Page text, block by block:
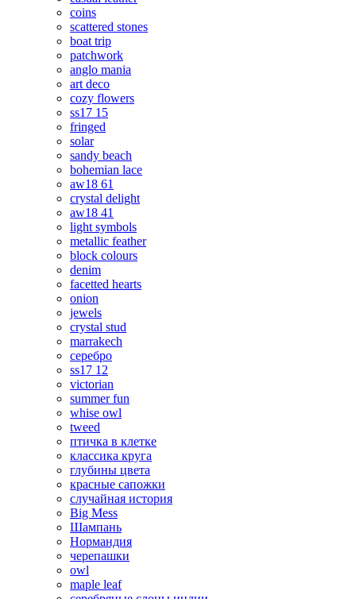
coins
scattered stones
boat trip
patchwork
anglo mania
art deco
cozy flowers
ss17 15
fringed
solar
sandy beach
bohemian lace
aw18 61
crystal delight
aw18 41
light symbols
metallic feather
block colours
denim
facetted hearts
onion
jewels
crystal stud
marrakech
серебро
ss17 12
victorian
summer fun
whise owl
tweed
птичка в клетке
классика круга
глубины цвета
красные сапожки
случайная история
Big Mess
Шампань
Нормандия
черепашки
owl
maple leaf